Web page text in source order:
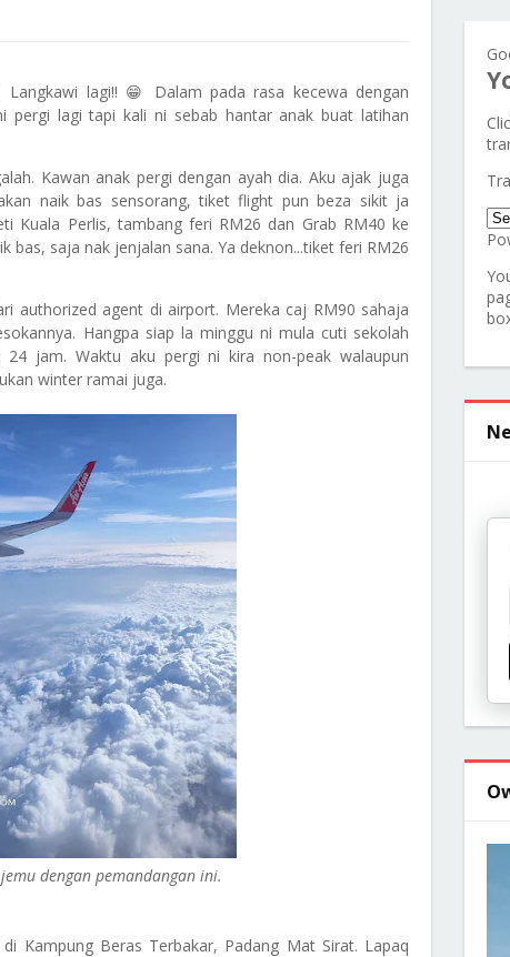
lagi!! 😁 Dalam pada rasa kecewa dengan
pergi lagi tapi kali ni sebab hantar anak buat latihan
Kawan anak pergi dengan ayah dia. Aku ajak juga
naik bas sensorang, tiket flight pun beza sikit ja
Kuala Perlis, tambang feri RM26 dan Grab RM40 ke
bas, saja nak jenjalan sana. Ya deknon...tiket feri RM26
authorized agent di airport. Mereka caj RM90 sahaja
Hangpa siap la minggu ni mula cuti sekolah
jam. Waktu aku pergi ni kira non-peak walaupun
winter ramai juga.
dengan pemandangan ini.
Kampung Beras Terbakar, Padang Mat Sirat. Lapaq